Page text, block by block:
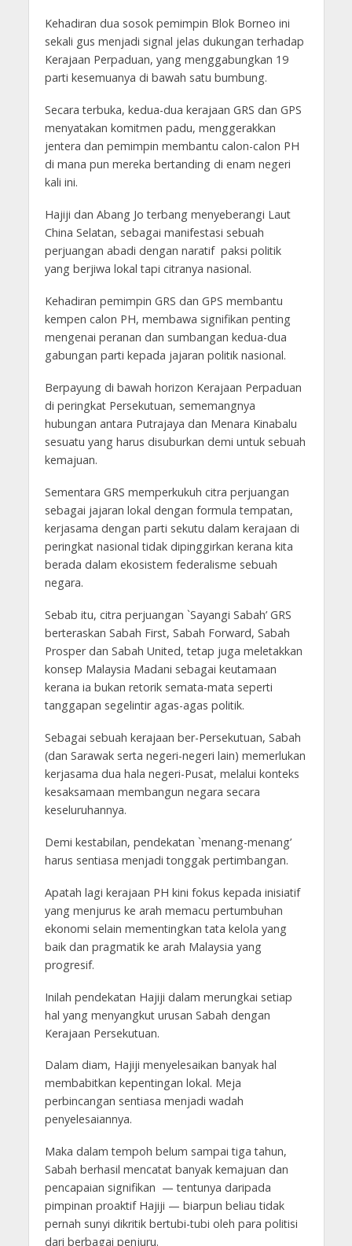
Kehadiran dua sosok pemimpin Blok Borneo ini
sekali gus menjadi signal jelas dukungan terhadap
Kerajaan Perpaduan, yang menggabungkan 19
parti kesemuanya di bawah satu bumbung.
Secara terbuka, kedua-dua kerajaan GRS dan GPS
menyatakan komitmen padu, menggerakkan
jentera dan pemimpin membantu calon-calon PH
di mana pun mereka bertanding di enam negeri
kali ini.
Hajiji dan Abang Jo terbang menyeberangi Laut
China Selatan, sebagai manifestasi sebuah
perjuangan abadi dengan naratif paksi politik
yang berjiwa lokal tapi citranya nasional.
Kehadiran pemimpin GRS dan GPS membantu
kempen calon PH, membawa signifikan penting
mengenai peranan dan sumbangan kedua-dua
gabungan parti kepada jajaran politik nasional.
Berpayung di bawah horizon Kerajaan Perpaduan
di peringkat Persekutuan, sememangnya
hubungan antara Putrajaya dan Menara Kinabalu
sesuatu yang harus disuburkan demi untuk sebuah
kemajuan.
Sementara GRS memperkukuh citra perjuangan
sebagai jajaran lokal dengan formula tempatan,
kerjasama dengan parti sekutu dalam kerajaan di
peringkat nasional tidak dipinggirkan kerana kita
berada dalam ekosistem federalisme sebuah
negara.
Sebab itu, citra perjuangan `Sayangi Sabah’ GRS
berteraskan Sabah First, Sabah Forward, Sabah
Prosper dan Sabah United, tetap juga meletakkan
konsep Malaysia Madani sebagai keutamaan
kerana ia bukan retorik semata-mata seperti
tanggapan segelintir agas-agas politik.
Sebagai sebuah kerajaan ber-Persekutuan, Sabah
(dan Sarawak serta negeri-negeri lain) memerlukan
kerjasama dua hala negeri-Pusat, melalui konteks
kesaksamaan membangun negara secara
keseluruhannya.
Demi kestabilan, pendekatan `menang-menang’
harus sentiasa menjadi tonggak pertimbangan.
Apatah lagi kerajaan PH kini fokus kepada inisiatif
yang menjurus ke arah memacu pertumbuhan
ekonomi selain mementingkan tata kelola yang
baik dan pragmatik ke arah Malaysia yang
progresif.
Inilah pendekatan Hajiji dalam merungkai setiap
hal yang menyangkut urusan Sabah dengan
Kerajaan Persekutuan.
Dalam diam, Hajiji menyelesaikan banyak hal
membabitkan kepentingan lokal. Meja
perbincangan sentiasa menjadi wadah
penyelesaiannya.
Maka dalam tempoh belum sampai tiga tahun,
Sabah berhasil mencatat banyak kemajuan dan
pencapaian signifikan — tentunya daripada
pimpinan proaktif Hajiji — biarpun beliau tidak
pernah sunyi dikritik bertubi-tubi oleh para politisi
dari berbagai penjuru.